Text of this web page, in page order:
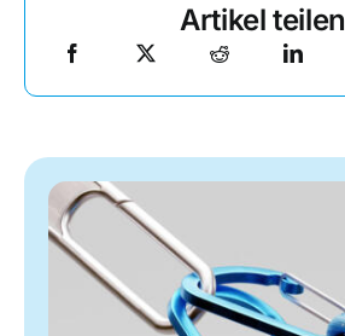
Artikel teilen